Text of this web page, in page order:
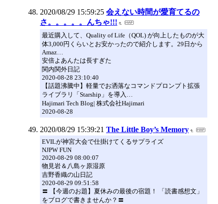
2020/08/29 15:59:25 会えない時間が愛育てるの
さ。。。。。んちゃ!!!
最近購入して、Quality of Life（QOL) が向上したものが大
体3,000円くらいとお安かったので紹介します。29日から
Amaz…
安倍よあんたは長すぎた
関内関外日記
2020-08-28 23:10:40
【話題沸騰中】軽量でお洒落なコマンドプロンプト拡張
ライブラリ「Starship」を導入…
Hajimari Tech Blog| 株式会社Hajimari
2020-08-28
2020/08/29 15:39:21 The Little Boy’s Memory
EVILが神宮大会で仕掛けてくるサプライズ
NJPW FUN
2020-08-29 08:00:07
物見岩＆八島ヶ原湿原
吉野香織の山日記
2020-08-29 09:51:58
〓 【今週のお題】夏休みの最後の宿題！ 「読書感想文」
をブログで書きませんか？〓